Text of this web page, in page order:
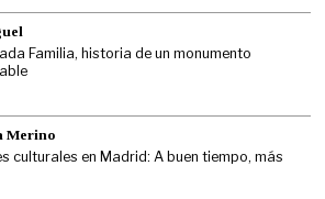
Familia, historia de un monumento
Merino
culturales en Madrid: A buen tiempo, más